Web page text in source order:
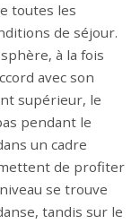
toutes les
de séjour.
à la fois
avec son
supérieur, le
pendant le
un cadre
de profiter
se trouve
tandis sur le